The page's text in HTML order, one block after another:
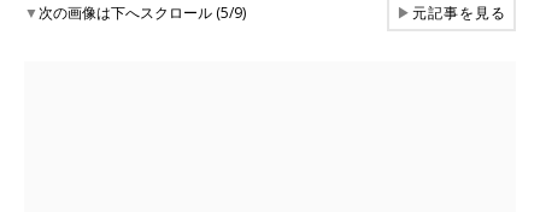
▼次の画像は下へスクロール (5/9) ▶元記事を見る